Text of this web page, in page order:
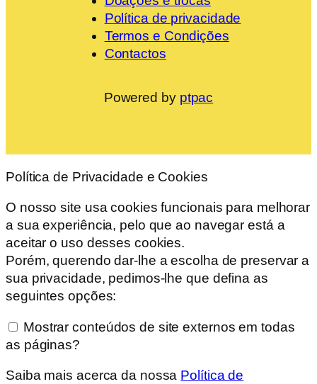
Política de privacidade
Termos e Condições
Contactos
Powered by ptpac
Política de Privacidade e Cookies
O nosso site usa cookies funcionais para melhorar
a sua experiência, pelo que ao navegar está a
aceitar o uso desses cookies.
Porém, querendo dar-lhe a escolha de preservar a
sua privacidade, pedimos-lhe que defina as
seguintes opções:
Mostrar conteúdos de site externos em todas
as páginas?
Saiba mais acerca da nossa Política de